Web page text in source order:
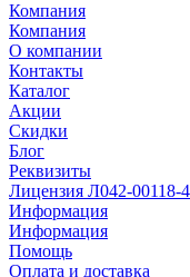
Компания
Компания
О компании
Контакты
Каталог
Акции
Скидки
Блог
Реквизиты
Лицензия Л042-00118-
Информация
Информация
Помощь
Оплата и доставка